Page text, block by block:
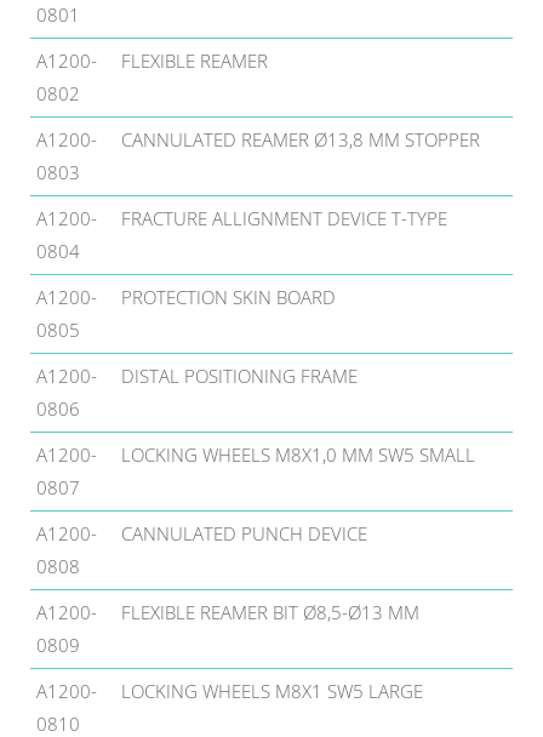
0801
A1200-
0802
FLEXIBLE REAMER
A1200-
0803
CANNULATED REAMER Ø13,8 MM STOPPER
A1200-
0804
FRACTURE ALLIGNMENT DEVICE T-TYPE
A1200-
0805
PROTECTION SKIN BOARD
A1200-
0806
DISTAL POSITIONING FRAME
A1200-
0807
LOCKING WHEELS M8X1,0 MM SW5 SMALL
A1200-
0808
CANNULATED PUNCH DEVICE
A1200-
0809
FLEXIBLE REAMER BIT Ø8,5-Ø13 MM
A1200-
0810
LOCKING WHEELS M8X1 SW5 LARGE